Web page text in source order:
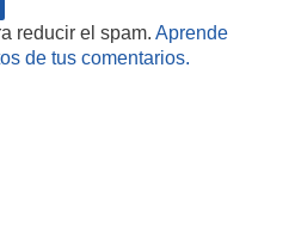
reducir el spam. Aprende
de tus comentarios.